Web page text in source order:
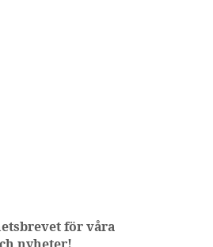
för våra